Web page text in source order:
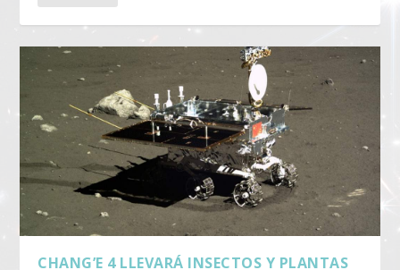
CHANG’E 4 LLEVARÁ INSECTOS Y PLANTAS